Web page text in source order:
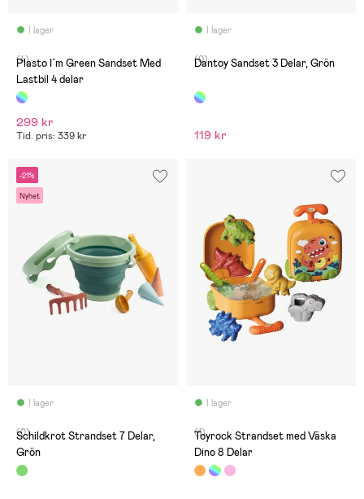
I lager
(4)
Plasto I´m Green Sandset Med
Lastbil 4 delar
299 kr
Tid. pris: 339 kr
I lager
(0)
Dantoy Sandset 3 Delar, Grön
119 kr
-21%
Nyhet
I lager
(0)
Schildkrot Strandset 7 Delar,
Grön
I lager
(1)
Toyrock Strandset med Väska
Dino 8 Delar